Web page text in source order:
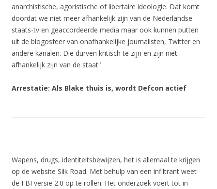
anarchistische, agoristische of libertaire ideologie. Dat komt
doordat we niet meer afhankelijk zijn van de Nederlandse
staats-tv en geaccordeerde media maar ook kunnen putten
uit de blogosfeer van onafhankelijke journalisten, Twitter en
andere kanalen. Die durven kritisch te zijn en zijn niet
afhankelijk zijn van de staat.’
Arrestatie: Als Blake thuis is, wordt Defcon actief
Wapens, drugs, identiteitsbewijzen, het is allemaal te krijgen
op de website Silk Road. Met behulp van een infiltrant weet
de FBI versie 2.0 op te rollen. Het onderzoek voert tot in